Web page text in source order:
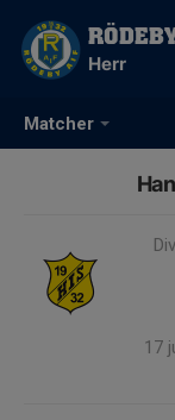
Matcher
Herr
17